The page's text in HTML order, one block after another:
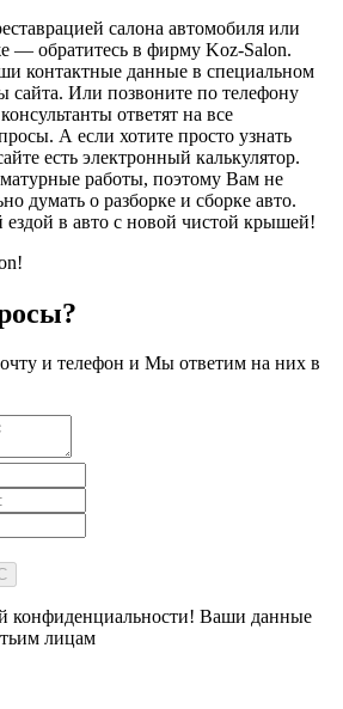
салона автомобиля или
— обратитесь в фирму Koz-Salon.
контактные данные в специальном
сайта. Или позвоните по телефону
ответят на все
А если хотите просто узнать
есть электронный калькулятор.
работы, поэтому Вам не
думать о разборке и сборке авто.
ездой в авто с новой чистой крышей!
и телефон и Мы ответим на них в
конфиденциальности! Ваши данные
лицам